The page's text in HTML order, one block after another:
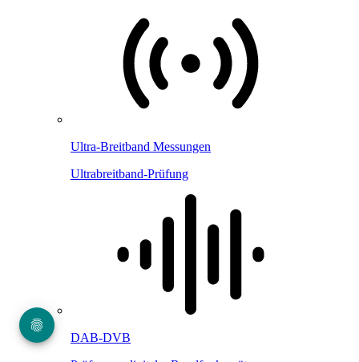
Ultra-Breitband Messungen
Ultrabreitband-Prüfung
DAB-DVB